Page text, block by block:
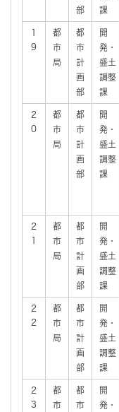
部
課
1
9
都
市
局
都
市
計
画
部
開
発・
盛土
調整
課
2
0
都
市
局
都
市
計
画
部
開
発・
盛土
調整
課
2
1
都
市
局
都
市
計
画
部
開
発・
盛土
調整
課
2
2
都
市
局
都
市
計
画
部
開
発・
盛土
調整
課
2
3
都
市
都
市
開
発・